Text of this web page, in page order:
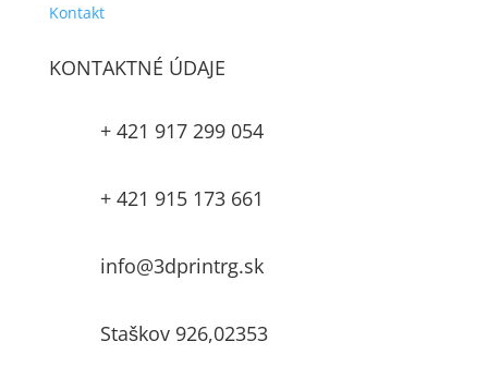
Kontakt
KONTAKTNÉ ÚDAJE
+ 421 917 299 054
+ 421 915 173 661
info@3dprintrg.sk
Staškov 926,02353